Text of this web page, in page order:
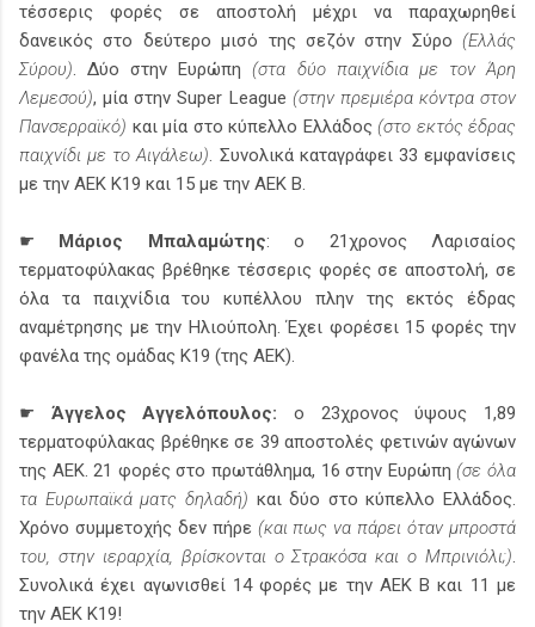
τέσσερις φορές σε αποστολή μέχρι να παραχωρηθεί
δανεικός στο δεύτερο μισό της σεζόν στην Σύρο (Ελλάς
Σύρου). Δύο στην Ευρώπη(στα δύο παιχνίδια με τον Άρη
Λεμεσού), μία στην Super League (στην πρεμιέρα κόντρα στον
Πανσερραϊκό) και μία στο κύπελλο Ελλάδος (στο εκτός έδρας
παιχνίδι με το Αιγάλεω). Συνολικά καταγράφει 33 εμφανίσεις
με την ΑΕΚ Κ19 και 15 με την ΑΕΚ Β.
☛ Μάριος Μπαλαμώτης: ο 21χρονος Λαρισαίος
τερματοφύλακας βρέθηκε τέσσερις φορές σε αποστολή, σε
όλα τα παιχνίδια του κυπέλλου πλην της εκτός έδρας
αναμέτρησης με την Ηλιούπολη. Έχει φορέσει 15 φορές την
φανέλα της ομάδας Κ19 (της ΑΕΚ).
☛ Άγγελος Αγγελόπουλος: ο 23χρονος ύψους 1,89
τερματοφύλακας βρέθηκε σε 39 αποστολές φετινών αγώνων
της ΑΕΚ. 21 φορές στο πρωτάθλημα, 16 στην Ευρώπη(σε όλα
τα Ευρωπαϊκά ματς δηλαδή) και δύο στο κύπελλο Ελλάδος.
Χρόνο συμμετοχής δεν πήρε (και πως να πάρει όταν μπροστά
του, στην ιεραρχία, βρίσκονται ο Στρακόσα και ο Μπρινιόλι;).
Συνολικά έχει αγωνισθεί 14 φορές με την ΑΕΚ Β και 11 με
την ΑΕΚ Κ19!